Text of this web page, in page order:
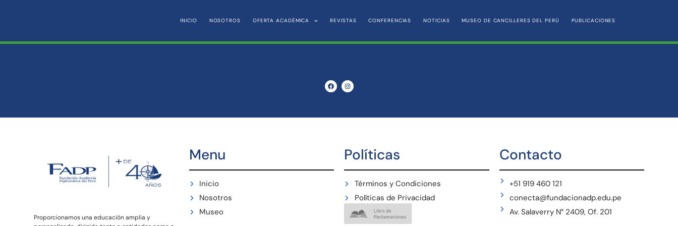
INICIO NOSOTROS OFERTA ACADÉMICA REVISTAS CONFERENCIAS NOTICIAS MUSEO DE CANCILLERES DEL PERÚ PUBLICACIONES
Proporcionamos una educación amplia y
Menu
Inicio
Nosotros
Museo
Políticas
Términos y Condiciones
Políticas de Privacidad
Contacto
+51 919 460 121
conecta@fundacionadp.edu.pe
Av. Salaverry N° 2409, Of. 201